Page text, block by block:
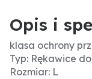
Opis i
klasa ochrony
Typ: Rękawice
Rozmiar: L